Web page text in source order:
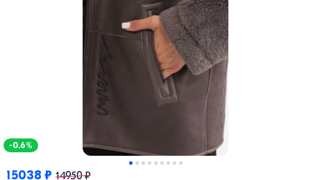
-0.6%
15038 ₽ 14950 ₽